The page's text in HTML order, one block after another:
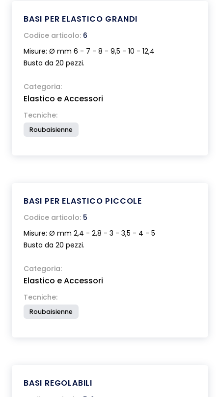
BASI PER ELASTICO GRANDI
Codice articolo: 6
Misure: Ø mm 6 - 7 - 8 - 9,5 - 10 - 12,4
Busta da 20 pezzi.
Categoria:
Elastico e Accessori
Tecniche:
Roubaisienne
BASI PER ELASTICO PICCOLE
Codice articolo: 5
Misure: Ø mm 2,4 - 2,8 - 3 - 3,5 - 4 - 5
Busta da 20 pezzi.
Categoria:
Elastico e Accessori
Tecniche:
Roubaisienne
BASI REGOLABILI